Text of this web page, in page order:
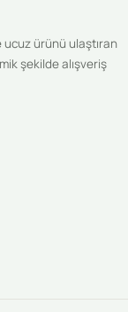
ürünü ulaştıran
şekilde alışveriş